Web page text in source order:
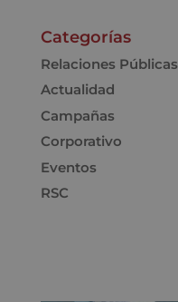
Categorías
Relaciones Públicas
Actualidad
Campañas
Corporativo
Eventos
RSC